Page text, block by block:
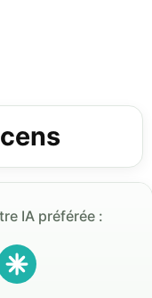
IA préférée :